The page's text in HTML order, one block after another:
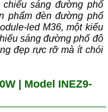
sáng đường phố
phẩm đèn đường phố
led M36, một kiểu
sáng đường phố đô
đẹp rực rỡ mà ít chói
| Model INEZ9-